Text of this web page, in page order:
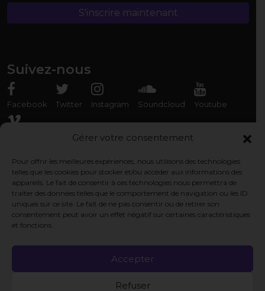
Gérer votre consentement
Pour offrir les meilleures expériences, nous utilisons des technologies
telles que les cookies pour stocker et/ou accéder aux informations des
appareils. Le fait de consentir à ces technologies nous permettra de
traiter des données telles que le comportement de navigation ou les ID
uniques sur ce site. Le fait de ne pas consentir ou de retirer son
consentement peut avoir un effet négatif sur certaines caractéristiques
et fonctions.
Accepter
Refuser
Suivez-nous
Facebook Twitter Instagram Soundcloud Youtube
Rencontrez-nous
Association Organ'Phantom
9 rue des Capérans, 33000 Bordeaux, France
Politique de cookie
Politique de confidentialité